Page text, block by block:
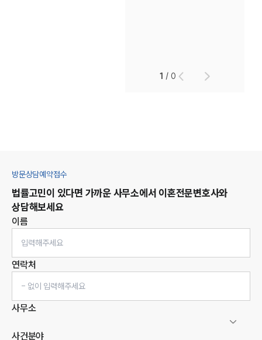
1 /0
방문상담예약접수
법률고민이 있다면 가까운 사무소에서 이혼전문변호사와
상담해보세요
이름
연락처
사무소
사건분야